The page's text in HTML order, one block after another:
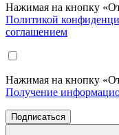
Нажимая на кнопку
Политикой
соглашением
Нажимая на кнопку
Получение
Подписаться